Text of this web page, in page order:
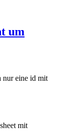
um
nur eine id mit
mit